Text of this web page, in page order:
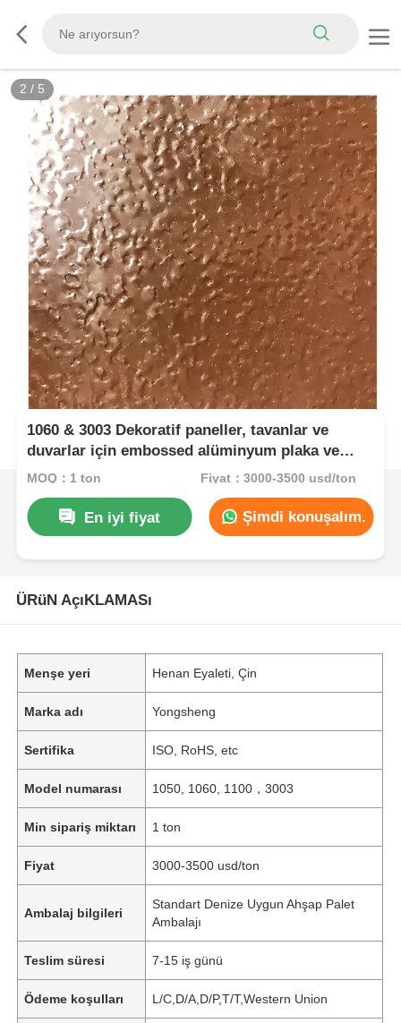
2 / 5
1060 & 3003 Dekoratif paneller, tavanlar ve
duvarlar için embossed alüminyum plaka ve
bobin
MOQ：1 ton Fiyat：3000-3500 usd/ton
En iyi fiyat Şimdi konuşalım.
ÜRüN AçıKLAMASı
Menşe yeri Henan Eyaleti, Çin
Marka adı Yongsheng
Sertifika ISO, RoHS, etc
Model numarası 1050, 1060, 1100，3003
Min sipariş miktarı 1 ton
Fiyat 3000-3500 usd/ton
Ambalaj bilgileri
Standart Denize Uygun Ahşap Palet
Ambalajı
Teslim süresi 7-15 iş günü
Ödeme koşulları L/C,D/A,D/P,T/T,Western Union